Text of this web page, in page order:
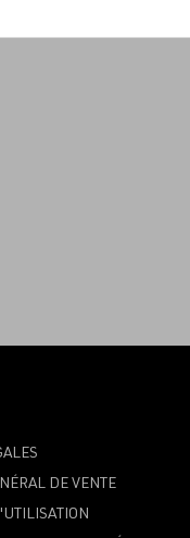
DE VENTE